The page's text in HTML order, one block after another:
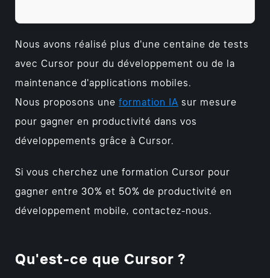
Nous avons réalisé plus d'une centaine de tests
avec Cursor pour du développement ou de la
maintenance d'applications mobiles.
Nous proposons une formation IA sur mesure
pour gagner en productivité dans vos
développements grâce à Cursor.
Si vous cherchez une formation Cursor pour
gagner entre 30% et 50% de productivité en
développement mobile, contactez-nous.
Qu'est-ce que Cursor ?